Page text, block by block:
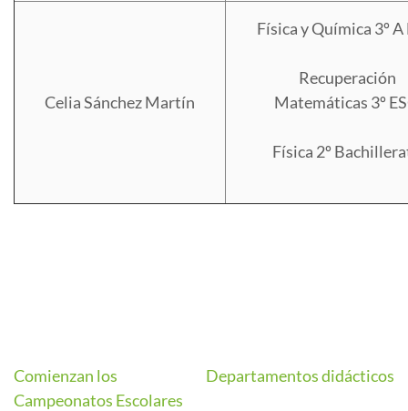
Celia Sánchez Martín
Física y Química 3º A
Recuperación
Matemáticas 3º
Física 2º
Comienzan los
Campeonatos Escolares
Departamentos didácticos